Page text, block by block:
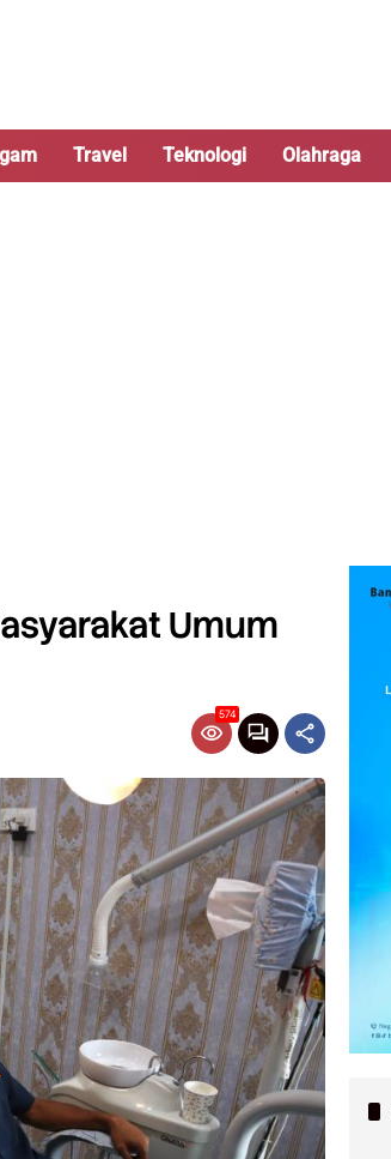
Travel Teknologi Olahraga
Umum
574